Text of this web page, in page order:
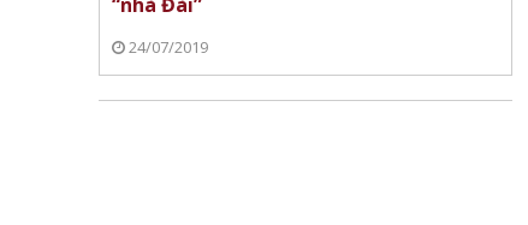
24/07/2019